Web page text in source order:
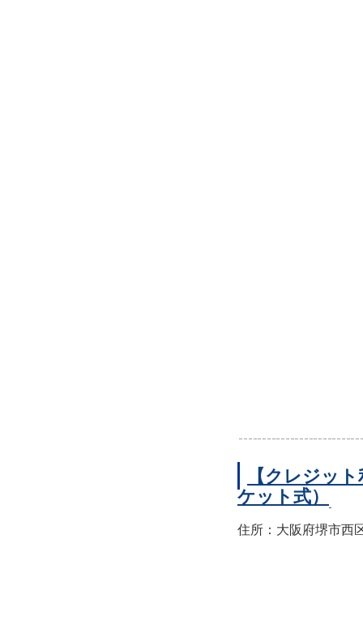
【クレジッ
ケット式）
住所：大阪府堺市西